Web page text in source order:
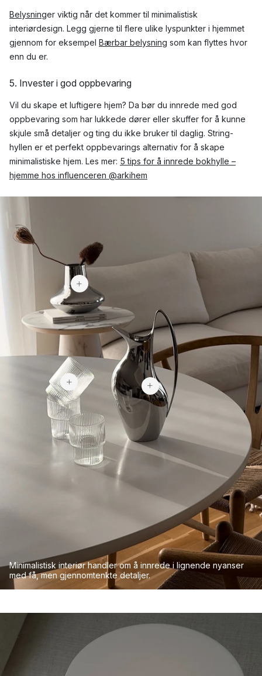
Belysninger viktig når det kommer til minimalistisk
interiørdesign. Legg gjerne til flere ulike lyspunkter i hjemmet
gjennom for eksempel Bærbar belysning som kan flyttes hvor
enn du er.
5. Invester i god oppbevaring
Vil du skape et luftigere hjem? Da bør du innrede med god
oppbevaring som har lukkede dører eller skuffer for å kunne
skjule små detaljer og ting du ikke bruker til daglig. String-
hyllen er et perfekt oppbevarings alternativ for å skape
minimalistiske hjem. Les mer: 5 tips for å innrede bokhylle –
hjemme hos influenceren @arkihem
Minimalistisk interiørhandler om å innrede i lignende nyanser
medfå, men gjennomtenkte detaljer.
2 600 kr
353 kr